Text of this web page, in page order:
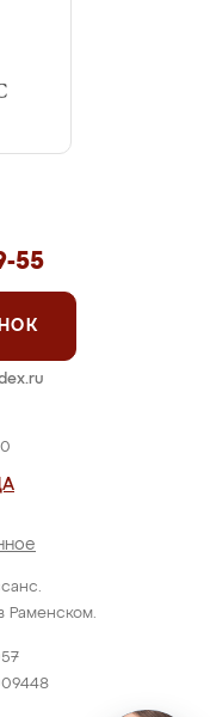
Раменском.
55